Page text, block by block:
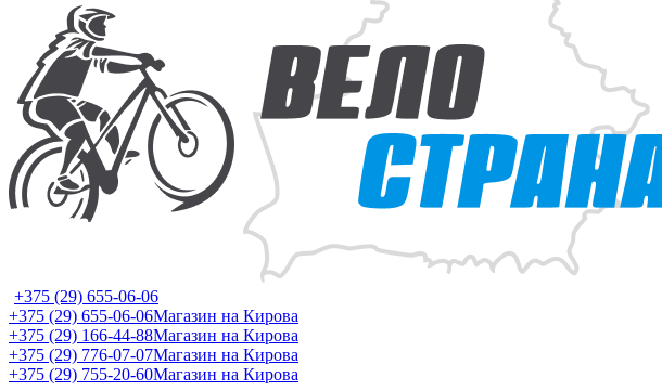
+375 (29) 655-06-06
+375 (29) 655-06-06Магазин на Кирова
+375 (29) 166-44-88Магазин на Кирова
+375 (29) 776-07-07Магазин на Кирова
+375 (29) 755-20-60Магазин на Кирова